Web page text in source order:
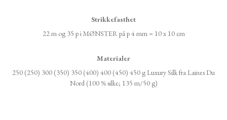
Strikkefasthet
22 m og 35 p i MØNSTER på p 4 mm = 10 x 10 cm
Materialer
250 (250) 300 (350) 350 (400) 400 (450) 450 g Luxury Silk fra Laines Du
Nord (100 % silke; 135 m/50 g)